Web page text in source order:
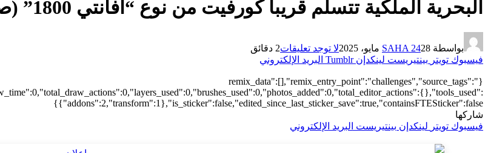
البحرية الملكية تتسلم قريبا كورفيت من نوع “افانتي 1800” (صور-مواصفات)
بواسطة SAHA 2428 مايو، 2025 لا توجد تعليقات2 دقائق
فيسبوك تويتر بينتيريست لينكدإن Tumblr البريد الإلكتروني
{"remix_data":[],"remix_entry_point":"challenges","source_tags":
{"addons":2,"transform":1},"is_sticker":false,"edited_since_last_sticker_save":true,"containsFTESticker":false}
شاركها
فيسبوك تويتر لينكدإن بينتيريست البريد الإلكتروني